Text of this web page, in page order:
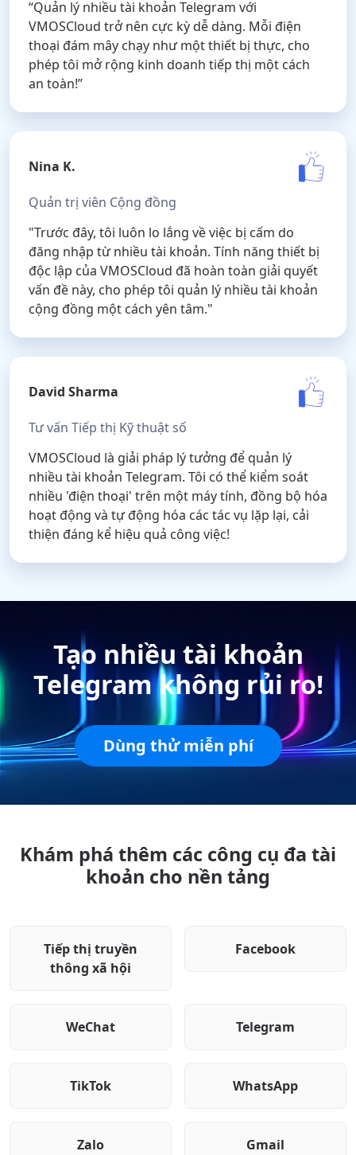
“Quản lý nhiều tài khoản Telegram với
VMOSCloud trở nên cực kỳ dễ dàng. Mỗi điện
thoại đám mây chạy như một thiết bị thực, cho
phép tôi mở rộng kinh doanh tiếp thị một cách
an toàn!”
Nina K.
Quản trị viên Cộng đồng
"Trước đây, tôi luôn lo lắng về việc bị cấm do
đăng nhập từ nhiều tài khoản. Tính năng thiết bị
độc lập của VMOSCloud đã hoàn toàn giải quyết
vấn đề này, cho phép tôi quản lý nhiều tài khoản
cộng đồng một cách yên tâm."
David Sharma
Tư vấn Tiếp thị Kỹ thuật số
VMOSCloud là giải pháp lý tưởng để quản lý
nhiều tài khoản Telegram. Tôi có thể kiểm soát
nhiều 'điện thoại' trên một máy tính, đồng bộ hóa
hoạt động và tự động hóa các tác vụ lặp lại, cải
thiện đáng kể hiệu quả công việc!
Tạo nhiều tài khoản
Telegram không rủi ro!
Dùng thử miễn phí
Khám phá thêm các công cụ đa tài
khoản cho nền tảng
Tiếp thị truyền
thông xã hội
Facebook
WeChat Telegram
TikTok WhatsApp
Zalo Gmail